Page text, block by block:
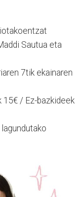
Sautua eta
7tik ekainaren
15€ / Ez-bazkideek